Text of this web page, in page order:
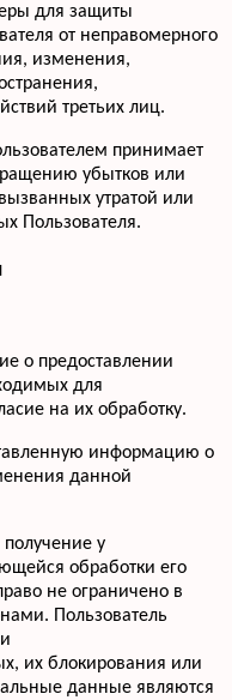
для защиты
от неправомерного
изменения,
третьих лиц.
принимает
убытков или
утратой или
Пользователя.
о предоставлении
для
на их обработку.
информацию о
данной
у
обработки его
не ограничено в
Пользователь
их блокирования или
данные являются